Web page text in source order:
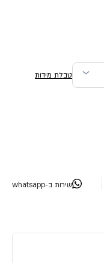
טבלת מידות
שירות ב-whatsapp